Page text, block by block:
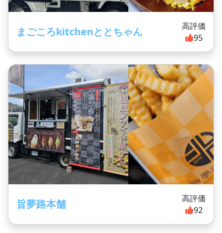
まごころkitchenととちゃん
高評価
95
旨夢路本舗
高評価
92